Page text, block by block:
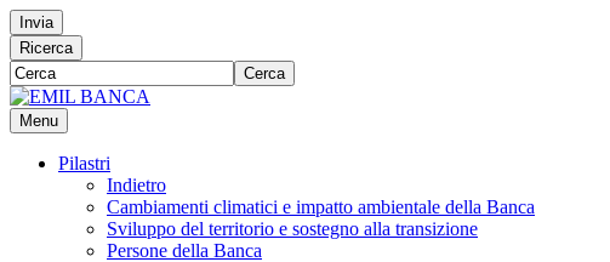
Invia
Ricerca
Cerca
Menu
Pilastri
Indietro
Cambiamenti climatici e impatto ambientale della Banca
Sviluppo del territorio e sostegno alla transizione
Persone della Banca